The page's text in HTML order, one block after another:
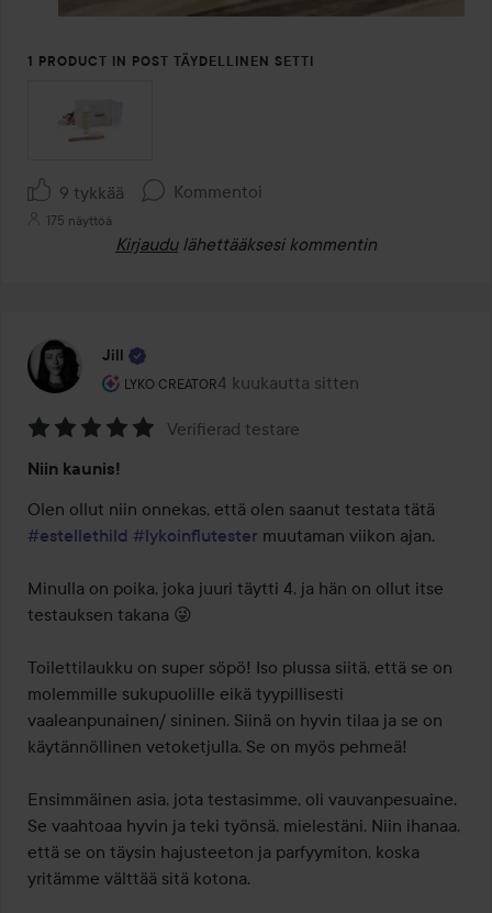
1 PRODUCT IN POST TÄYDELLINEN SETTI
9 tykkää Kommentoi
175 näyttöä
Kirjaudu lähettääksesi kommentin
Jill
LYKO CREATOR
Käyttäjän rooli: Lyko Creator.
4 kuukautta sitten
Viesti luotiin 4 kuukautta sitten
5
/
5
Verifierad testare
Niin kaunis!
#estellethild #lykoinflutester muutaman viikon ajan.
Minulla on poika, joka juuri täytti 4, ja hän on ollut itse
testauksen takana 😜
Toilettilaukku on super söpö! Iso plussa siitä, että se on
molemmille sukupuolille eikä tyypillisesti
vaaleanpunainen/ sininen. Siinä on hyvin tilaa ja se on
käytännöllinen vetoketjulla. Se on myös pehmeä!
Ensimmäinen asia, jota testasimme, oli vauvanpesuaine.
Se vaahtoaa hyvin ja teki työnsä, mielestäni. Niin ihanaa,
että se on täysin hajusteeton ja parfyymiton, koska
yritämme välttää sitä kotona.